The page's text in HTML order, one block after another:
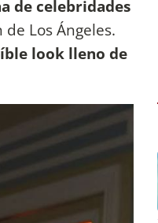
de celebridades
Los Ángeles.
look lleno de